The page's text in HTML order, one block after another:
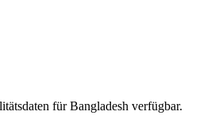
für Bangladesh verfügbar.